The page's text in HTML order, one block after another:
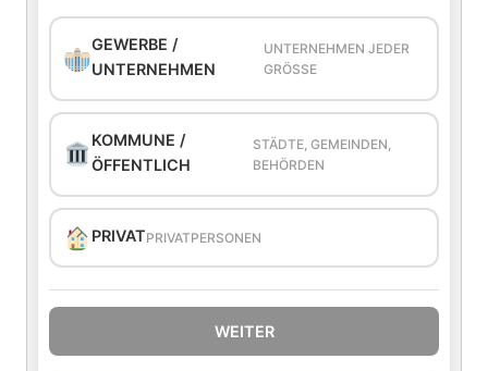
GEWERBE /
UNTERNEHMEN
UNTERNEHMEN JEDER
GRÖSSE
KOMMUNE /
ÖFFENTLICH
STÄDTE, GEMEINDEN,
BEHÖRDEN
PRIVATPRIVATPERSONEN
WEITER